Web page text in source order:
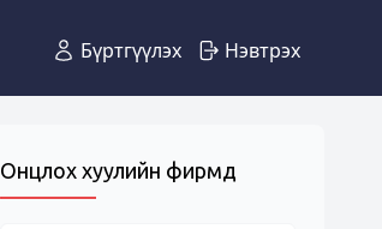
Бүртгүүлэх Нэвтрэх
Онцлох хуулийн фирмүүд